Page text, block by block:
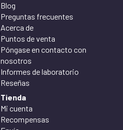
Blog
Preguntas frecuentes
Acerca de
Puntos de venta
Póngase en contacto con
nosotros
Informes de laboratorio
Reseñas
Tienda
Mi cuenta
Recompensas